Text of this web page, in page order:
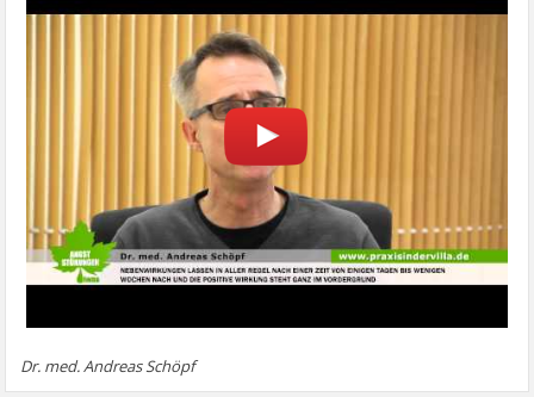
Dr. med. Andreas Schöpf